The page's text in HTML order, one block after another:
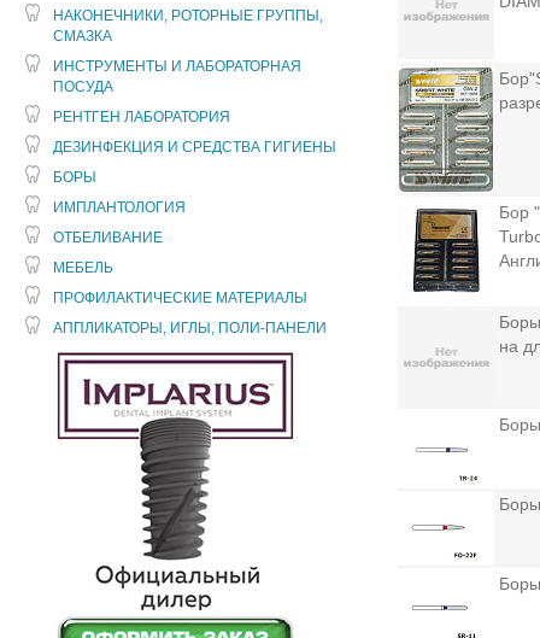
НАКОНЕЧНИКИ, РОТОРНЫЕ ГРУППЫ,
СМАЗКА
ИНСТРУМЕНТЫ И ЛАБОРАТОРНАЯ
ПОСУДА
РЕНТГЕН ЛАБОРАТОРИЯ
ДЕЗИНФЕКЦИЯ И СРЕДСТВА ГИГИЕНЫ
БОРЫ
ИМПЛАНТОЛОГИЯ
ОТБЕЛИВАНИЕ
МЕБЕЛЬ
ПРОФИЛАКТИЧЕСКИЕ МАТЕРИАЛЫ
АППЛИКАТОРЫ, ИГЛЫ, ПОЛИ-ПАНЕЛИ
Бор
на